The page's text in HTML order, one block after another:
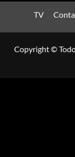
TV
Copyright ©